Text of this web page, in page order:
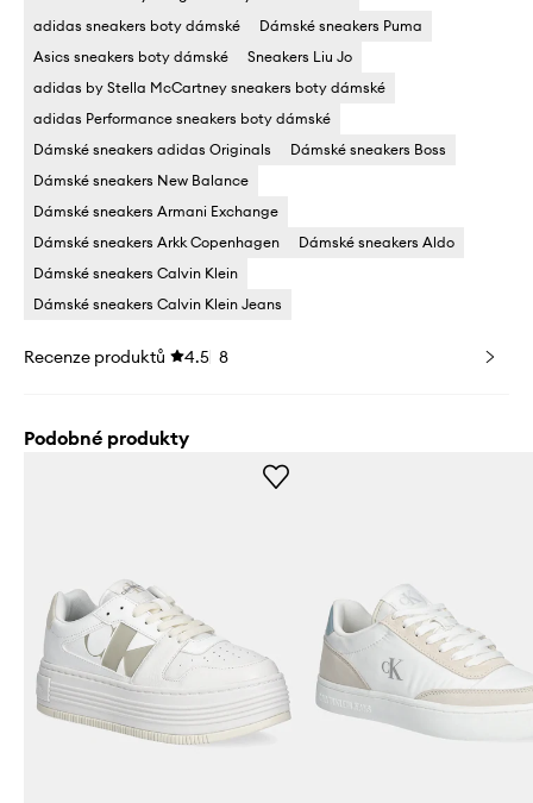
adidas sneakers boty dámské
Dámské sneakers Puma
Asics sneakers boty dámské
Sneakers Liu Jo
adidas by Stella McCartney sneakers boty dámské
adidas Performance sneakers boty dámské
Dámské sneakers adidas Originals
Dámské sneakers Boss
Dámské sneakers New Balance
Dámské sneakers Armani Exchange
Dámské sneakers Arkk Copenhagen
Dámské sneakers Aldo
Dámské sneakers Calvin Klein
Dámské sneakers Calvin Klein Jeans
Recenze produktů 4.5 8
Podobné produkty